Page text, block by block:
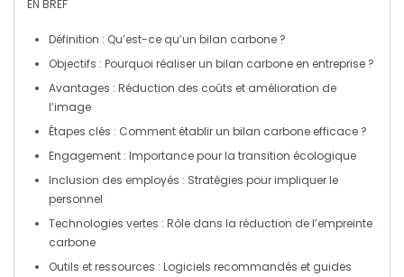
EN BREF
Définition : Qu’est-ce qu’un bilan carbone ?
Objectifs : Pourquoi réaliser un bilan carbone en entreprise ?
Avantages : Réduction des coûts et amélioration de
l’image
Étapes clés : Comment établir un bilan carbone efficace ?
Engagement : Importance pour la transition écologique
Inclusion des employés : Stratégies pour impliquer le
personnel
Technologies vertes : Rôle dans la réduction de l’empreinte
carbone
Outils et ressources : Logiciels recommandés et guides